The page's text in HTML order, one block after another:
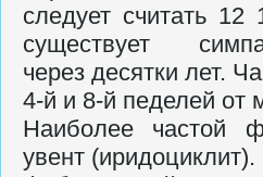
следует считать 12
существует
через де­сятки лет.
4-й и 8-й педелей от
Наиболее частой
увент